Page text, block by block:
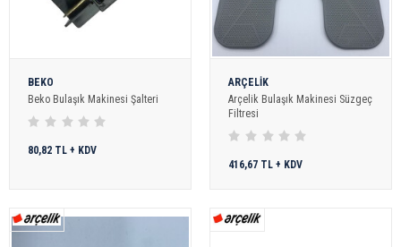
BEKO
Beko Bulaşık Makinesi Şalteri
80,82 TL + KDV
ARÇELİK
Arçelik Bulaşık Makinesi Süzgeç
Filtresi
416,67 TL + KDV